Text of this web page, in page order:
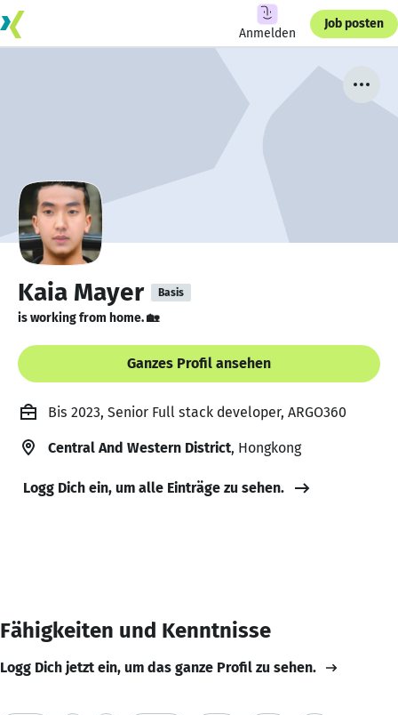
Anmelden
Job posten
Kaia Mayer Basis
is working from home. 🏡
Ganzes Profil ansehen
Bis 2023, Senior Full stack developer, ARGO360
Central And Western District, Hongkong
Logg Dich ein, um alle Einträge zu sehen.
Fähigkeiten und Kenntnisse
Logg Dich jetzt ein, um das ganze Profil zu sehen.